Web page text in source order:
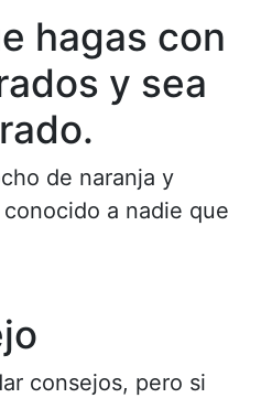
hagas con
y sea
de naranja y
a nadie que
consejos, pero si